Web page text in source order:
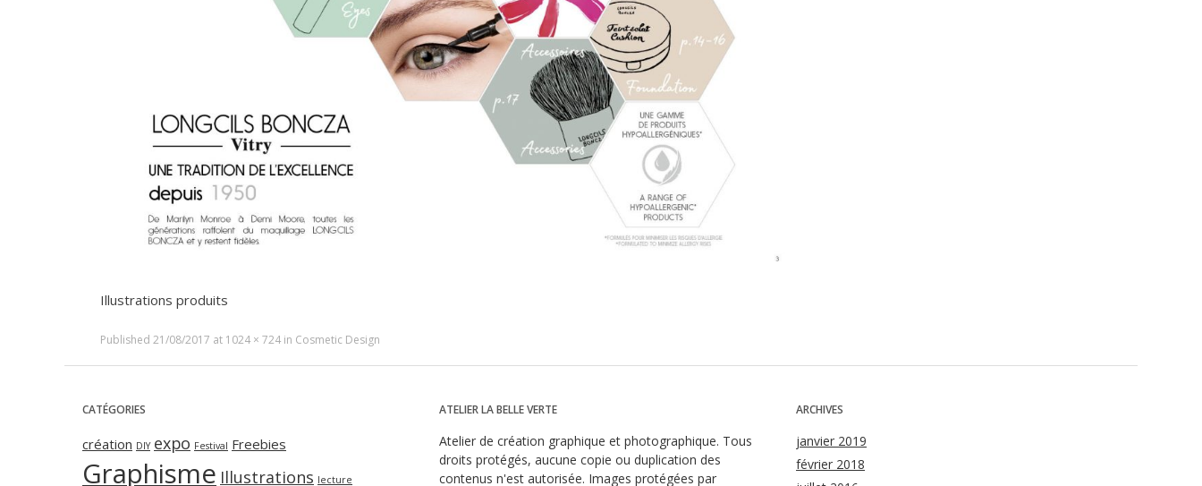
Illustrations produits
Published 21/08/2017 at 1024 × 724 in Cosmetic Design
CATÉGORIES
création DIY expo Festival Freebies
Graphisme Illustrations lecture
ATELIER LA BELLE VERTE
Atelier de création graphique et photographique. Tous
droits protégés, aucune copie ou duplication des
contenus n'est autorisée. Images protégées par
ARCHIVES
janvier 2019
février 2018